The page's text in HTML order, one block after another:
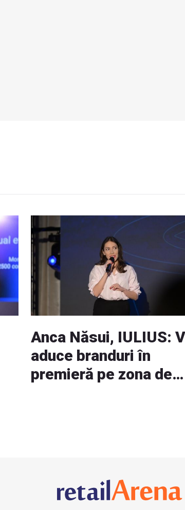
Anca Năsui, IULIUS: Vom
aduce branduri în
premieră pe zona de